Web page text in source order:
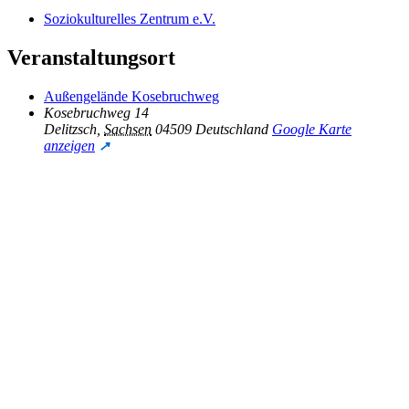
Soziokulturelles Zentrum e.V.
Veranstaltungsort
Außengelände Kosebruchweg
Kosebruchweg 14
Delitzsch Sachsen 04509 Deutschland Google Karte
anzeigen